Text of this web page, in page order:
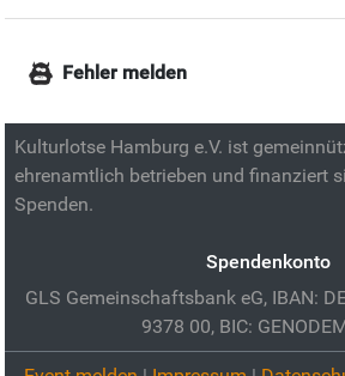
Fehler melden
Kulturlotse Hamburg e.V. ist
ehrenamtlich betrieben und finanziert
Spenden.
Spendenkonto
GLS Gemeinschaftsbank eG, IBAN:
9378 00, BIC: